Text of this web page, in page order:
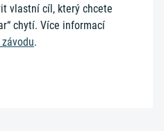
vlastní cíl, který chcete
chytí. Více informací
.